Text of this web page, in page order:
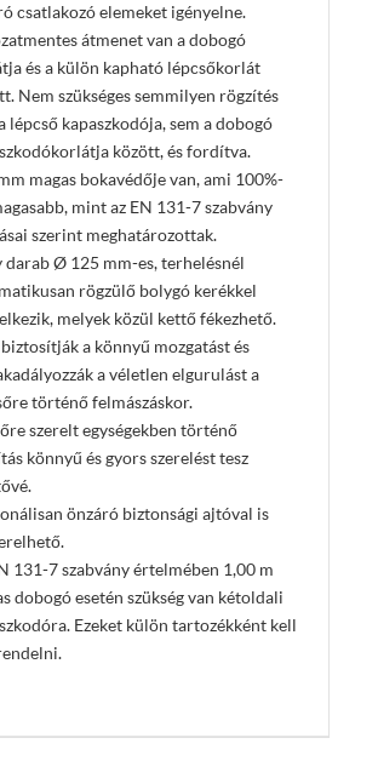
csatlakozó elemeket igényelne.
átmenet van a dobogó
és a külön kapható lépcsőkorlát
Nem szükséges semmilyen rögzítés
lépcső kapaszkodója, sem a dobogó
között, és fordítva.
magas bokavédője van, ami 100%-
mint az EN 131-7 szabvány
szerint meghatározottak.
darab Ø 125 mm-es, terhelésnél
rögzülő bolygó kerékkel
melyek közül kettő fékezhető.
biztosítják a könnyű mozgatást és
a véletlen elgurulást a
történő felmászáskor.
szerelt egységekben történő
könnyű és gyors szerelést tesz
önzáró biztonsági ajtóval is
.
131-7 szabvány értelmében 1,00 m
dobogó esetén szükség van kétoldali
Ezeket külön tartozékként kell
.